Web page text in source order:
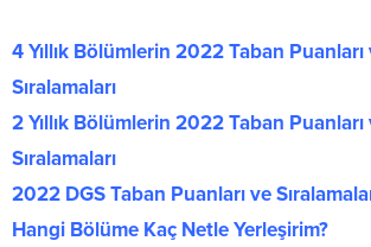
4 Yıllık Bölümlerin 2022 Taban Puanları
Sıralamaları
2 Yıllık Bölümlerin 2022 Taban Puanları
Sıralamaları
2022 DGS Taban Puanları ve
Hangi Bölüme Kaç Netle Yerleşirim?